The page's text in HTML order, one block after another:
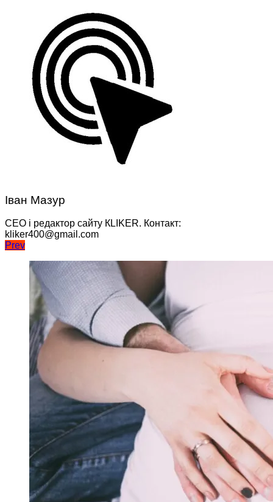
Іван Мазур
CEO і редактор сайту КLIKER. Контакт:
kliker400@gmail.com
Навігація
записів
Prev